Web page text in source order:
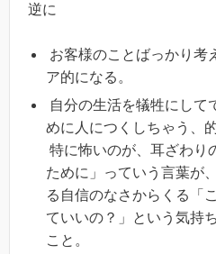
逆に
お客様のことばっかり考
ア的になる。
自分の生活を犠牲にして
めに人につくしちゃう、的
特に怖いのが、耳ざわり
ために」っていう言葉が
る自信のなさからくる「
ていいの？」という気持
こと。